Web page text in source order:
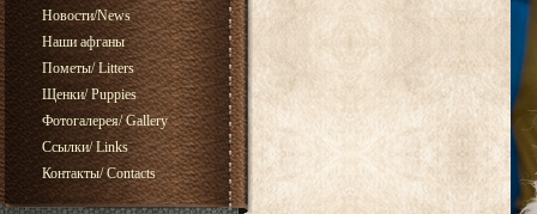
Новости/News
Наши афганы
Пометы/ Litters
Щенки/ Puppies
Фотогалерея/ Gallery
Ссылки/ Links
Контакты/ Contacts